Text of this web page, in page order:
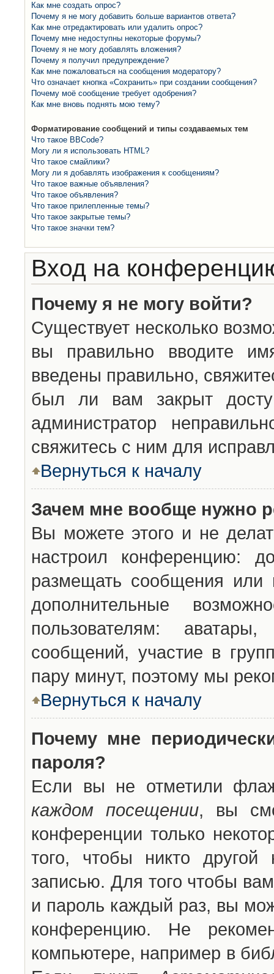
Как мне создать опрос?
Почему я не могу добавить больше вариантов ответа?
Как мне отредактировать или удалить опрос?
Почему мне недоступны некоторые форумы?
Почему я не могу добавлять вложения?
Почему я получил предупреждение?
Как мне пожаловаться на сообщения модератору?
Что означает кнопка «Сохранить» при создании сообщения?
Почему моё сообщение требует одобрения?
Как мне вновь поднять мою тему?
Форматирование сообщений и типы создаваемых тем
Что такое BBCode?
Могу ли я использовать HTML?
Что такое смайлики?
Могу ли я добавлять изображения к сообщениям?
Что такое важные объявления?
Что такое объявления?
Что такое прилепленные темы?
Что такое закрытые темы?
Что такое значки тем?
Вход на
Почему я не могу войти?
Существует несколько
вы правильно вводите
введены правильно,
был ли вам закрыт
администратор
свяжитесь с ним для
Вернуться к началу
Зачем мне вообще нужно
Вы можете этого и не
настроил конференцию:
размещать сообщения или
дополнительные
пользователям:
сообщений, участие в
пару минут, поэтому мы
Вернуться к началу
Почему мне
пароля?
Если вы не отметили
каждом посещении, вы
конференции только
того, чтобы никто другой
записью. Для того чтобы
и пароль каждый раз, вы
конференцию. Не
компьютере, например в